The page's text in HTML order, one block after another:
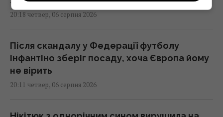
20:18 четвер, 06 серпня 2026
Після скандалу у Федерації футболу
Інфантіно зберіг посаду, хоча Європа йому
не вірить
20:11 четвер, 06 серпня 2026